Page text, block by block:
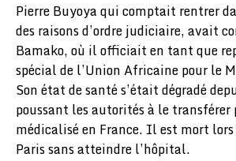
Pierre Buyoya qui comptait rentrer
des raisons d’ordre judiciaire, avait
Bamako, où il officiait en tant que
spécial de l’Union Africaine pour le
Son état de santé s’était dégradé
poussant les autorités à le transférer
médicalisé en France. Il est mort lors
Paris sans atteindre l’hôpital.